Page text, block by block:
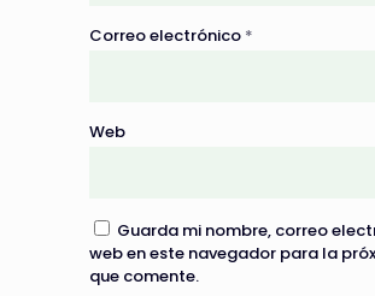
Correo electrónico *
Web
Guarda mi nombre, correo
web en este navegador para la
que comente.